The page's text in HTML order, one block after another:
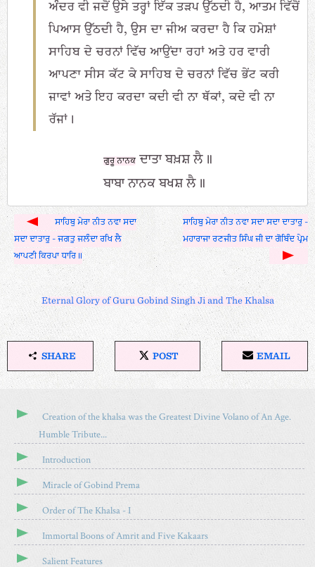
ਅੰਦਰ ਵੀ ਜਦੋਂ ਉਸੇ ਤਰ੍ਹਾਂ ਇੱਕ ਤੜਪ ਉੱਠਦੀ ਹੈ, ਆਤਮ ਵਿੱਚੋਂ
ਪਿਆਸ ਉੱਠਦੀ ਹੈ, ਉਸ ਦਾ ਜੀਅ ਕਰਦਾ ਹੈ ਕਿ ਹਮੇਸ਼ਾਂ
ਸਾਹਿਬ ਦੇ ਚਰਨਾਂ ਵਿੱਚ ਆਉਂਦਾ ਰਹਾਂ ਅਤੇ ਹਰ ਵਾਰੀ
ਆਪਣਾ ਸੀਸ ਕੱਟ ਕੇ ਸਾਹਿਬ ਦੇ ਚਰਨਾਂ ਵਿੱਚ ਭੇਂਟ ਕਰੀ
ਜਾਵਾਂ ਅਤੇ ਇਹ ਕਰਦਾ ਕਦੀ ਵੀ ਨਾ ਥੱਕਾਂ, ਕਦੇ ਵੀ ਨਾ
ਰੱਜਾਂ।
ਗੁਰੂ ਨਾਨਕਦਾਤਾ ਬਖ਼ਸ਼ ਲੈ॥
ਬਾਬਾ ਨਾਨਕ ਬਖਸ਼ ਲੈ॥
ਸਾਹਿਬੁ ਮੇਰਾ ਨੀਤ ਨਵਾ ਸਦਾ
ਸਦਾ ਦਾਤਾਰੁ - ਜਗਤੁ ਜਲੰਦਾ ਰਖਿ ਲੈ
ਆਪਣੀ ਕਿਰਪਾ ਧਾਰਿ॥
ਸਾਹਿਬੁ ਮੇਰਾ ਨੀਤ ਨਵਾ ਸਦਾ ਸਦਾ ਦਾਤਾਰੁ -
ਮਹਾਰਾਜਾ ਰਣਜੀਤ ਸਿੰਘ ਜੀ ਦਾ ਗੋਬਿੰਦ ਪ੍ਰੇਮ
Eternal Glory of Guru Gobind Singh Ji and The Khalsa
H
E
T
I
A
R
T
I
L
SHARE
O
O
POST
M
L
EMAIL
Creation of the khalsa was the Greatest Divine Volano of An Age.
Humble Tribute...
Introduction
Miracle of Gobind Prema
Order of The Khalsa - I
Immortal Boons of Amrit and Five Kakaars
Salient Features